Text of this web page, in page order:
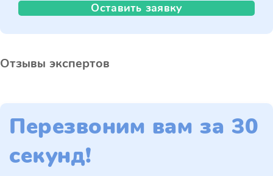
Оставить заявку
Отзывы экспертов
Перезвоним вам за 30
секунд!